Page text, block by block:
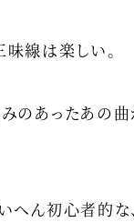
線は楽しい。
みのあったあの
いへん初心者的